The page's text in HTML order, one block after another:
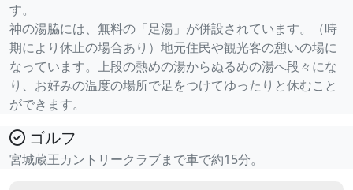
す。
神の湯脇には、無料の「足湯」が併設されています。（時
期により休止の場合あり）地元住民や観光客の憩いの場に
なっています。上段の熱めの湯からぬるめの湯へ段々にな
り、お好みの温度の場所で足をつけてゆったりと休むこと
ができます。
ゴルフ
宮城蔵王カントリークラブまで車で約15分。